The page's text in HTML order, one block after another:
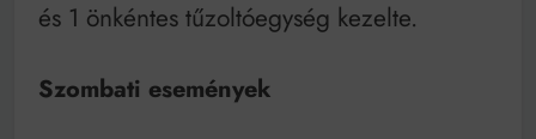
Mindenki a világot akarja uralni – de nem csak a 80-
as években
működik, ha jól van felújítva
és 1 önkéntes tűzoltóegység kezelte.
Szombati események